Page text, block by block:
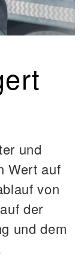
und
Wert auf
von
der
und dem